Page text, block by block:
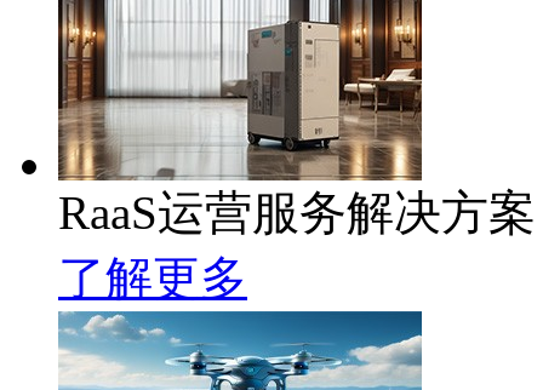
RaaS运营服务解决方案
了解更多